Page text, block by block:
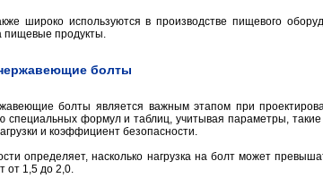
широко используются в производстве пищевого
пищевые продукты.
нержавеющие болты
болты является важным этапом при
специальных формул и таблиц, учитывая параметры,
и коэффициент безопасности.
определяет, насколько нагрузка на болт может
от 1,5 до 2,0.